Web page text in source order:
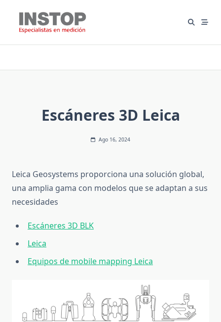
contenido
Escáneres 3D Leica
Ago 16, 2024
Leica Geosystems proporciona una solución global,
una amplia gama con modelos que se adaptan a sus
necesidades
Escáneres 3D BLK
Leica
Equipos de mobile mapping Leica